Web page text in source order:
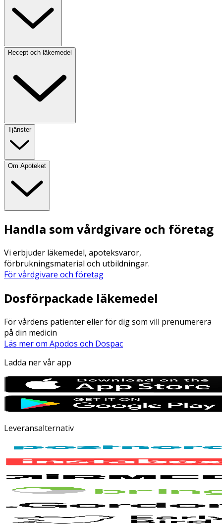
Recept och läkemedel
Tjänster
Om Apoteket
Handla som vårdgivare och företag
Vi erbjuder läkemedel, apoteksvaror,
förbrukningsmaterial och utbildningar.
För vårdgivare och företag
Dosförpackade läkemedel
För vårdens patienter eller för dig som vill prenumerera
på din medicin
Läs mer om Apodos och Dospac
Ladda ner vår app
Leveransalternativ